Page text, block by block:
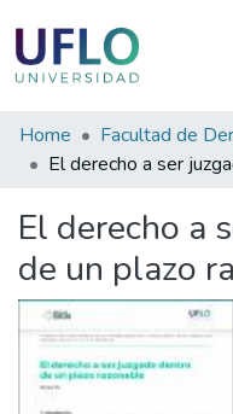
Communities
&
All of RIUFLO
Statistics
Home Facultad de
El derecho a
de un plazo